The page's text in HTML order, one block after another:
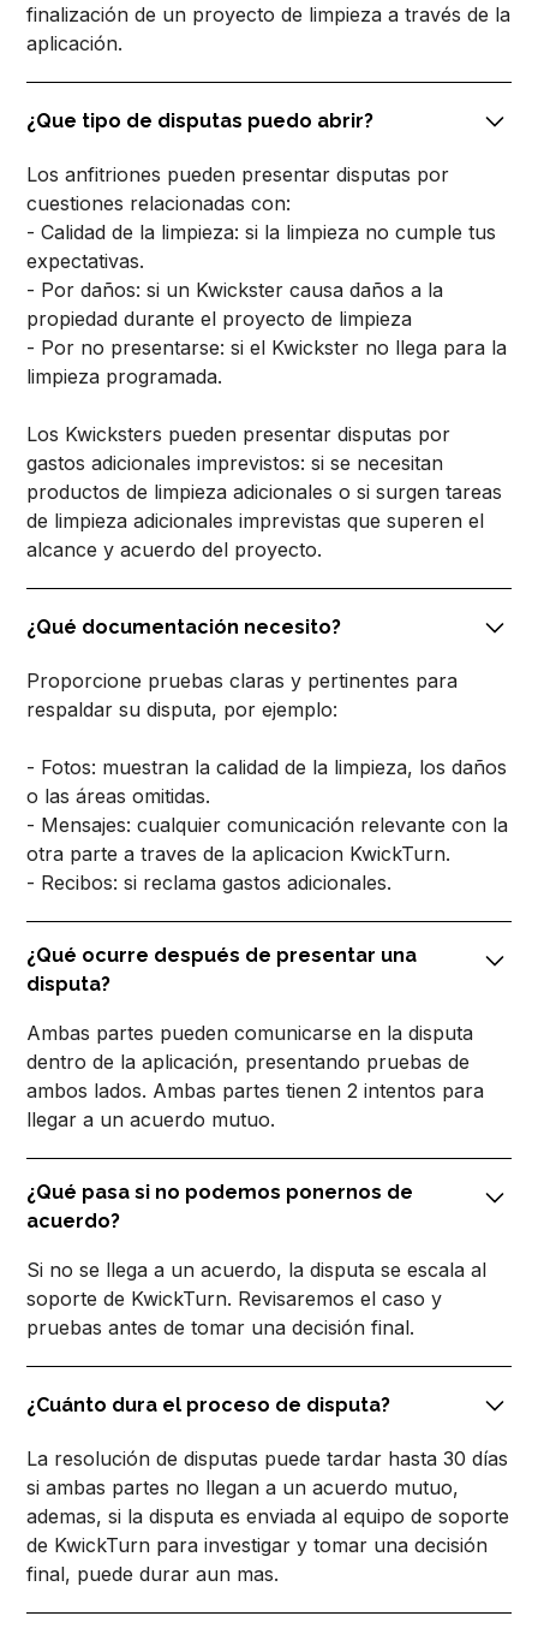
finalización de un proyecto de limpieza a través de la
aplicación.
¿Que tipo de disputas puedo abrir?
Los anfitriones pueden presentar disputas por
cuestiones relacionadas con:
- Calidad de la limpieza: si la limpieza no cumple tus
expectativas.
- Por daños: si un Kwickster causa daños a la
propiedad durante el proyecto de limpieza
- Por no presentarse: si el Kwickster no llega para la
limpieza programada.
Los Kwicksters pueden presentar disputas por
gastos adicionales imprevistos: si se necesitan
productos de limpieza adicionales o si surgen tareas
de limpieza adicionales imprevistas que superen el
alcance y acuerdo del proyecto.
¿Qué documentación necesito?
Proporcione pruebas claras y pertinentes para
respaldar su disputa, por ejemplo:
- Fotos: muestran la calidad de la limpieza, los daños
o las áreas omitidas.
- Mensajes: cualquier comunicación relevante con la
otra parte a traves de la aplicacion KwickTurn.
- Recibos: si reclama gastos adicionales.
¿Qué ocurre después de presentar una
disputa?
Ambas partes pueden comunicarse en la disputa
dentro de la aplicación, presentando pruebas de
ambos lados. Ambas partes tienen 2 intentos para
llegar a un acuerdo mutuo.
¿Qué pasa si no podemos ponernos de
acuerdo?
Si no se llega a un acuerdo, la disputa se escala al
soporte de KwickTurn. Revisaremos el caso y
pruebas antes de tomar una decisión final.
¿Cuánto dura el proceso de disputa?
La resolución de disputas puede tardar hasta 30 días
si ambas partes no llegan a un acuerdo mutuo,
ademas, si la disputa es enviada al equipo de soporte
de KwickTurn para investigar y tomar una decisión
final, puede durar aun mas.